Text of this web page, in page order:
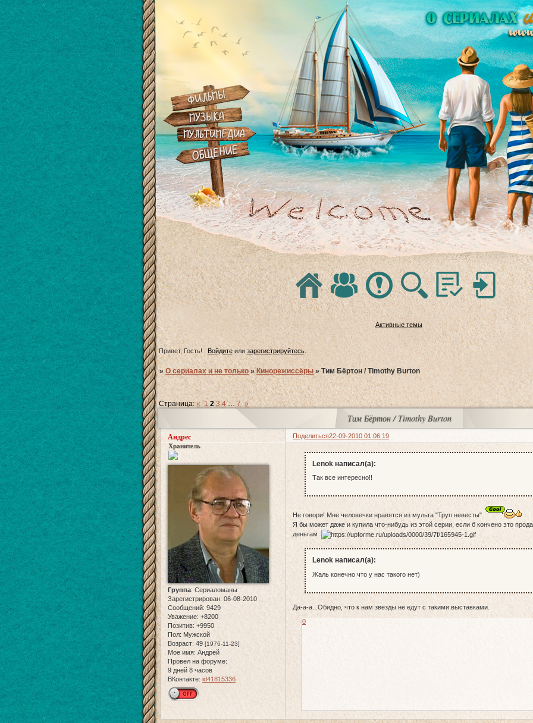
Активные темы
Привет, Гость! Войдитеилизарегистрируйтесь.
»О сериалах и не только »Кинорежиссёры »Тим Бёртон / Timothy Burton
Тим Бёртон / Timothy Burton
Страница:« 1 2 3 4 … 7 »
Поделиться22-09-2010 01:06:19
Андрес
Хранитель
Группа: Сериаломаны
Зарегистрирован: 06-08-2010
Сообщений: 9429
Уважение: +8200
Позитив: +9950
Пол: Мужской
Возраст: 49 [1976-11-23]
Мое имя: Андрей
Провел на форуме:
9 дней 8 часов
ВКонтакте: id41815336
Lenok написал(а):
Так все интересно!!
Не говори! Мне человечки нравятся из мульта "Труп невесты"
Я бы может даже и купила что-нибудь из этой серии, если б кончено это
деньгам
Lenok написал(а):
Жаль конечно что у нас такого нет)
Да-а-а...Обидно, что к нам звезды не едут с такими выставками.
0